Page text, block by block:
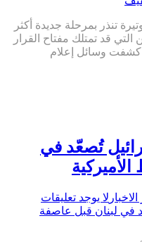
تنذر بمرحلة جديدة أكثر
قد تمتلك مفتاح القرار
كشفت وسائل إعلام
تُصعّد في
الاخبار لا يوجد تعليقات